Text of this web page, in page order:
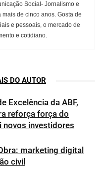
Social- Jornalismo e
de cinco anos. Gosta de
e pessoais, o mercado de
e cotidiano.
DO AUTOR
Excelência da ABF,
reforça força do
novos investidores
marketing digital
civil